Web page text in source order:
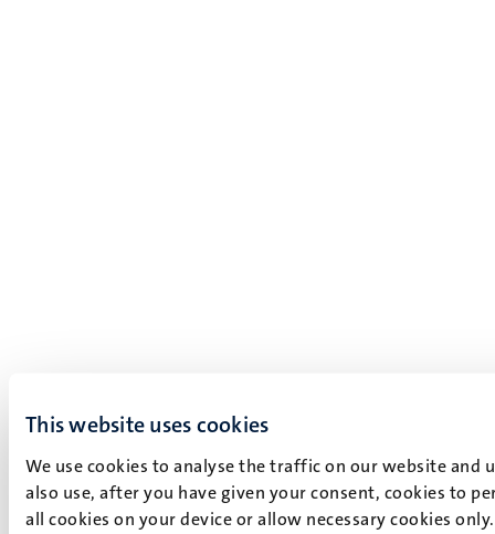
This website uses cookies
We use cookies to analyse the traffic on our website and
also use, after you have given your consent, cookies to
all cookies on your device or allow necessary cookies